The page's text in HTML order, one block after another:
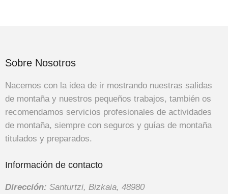
Sobre Nosotros
Nacemos con la idea de ir mostrando nuestras salidas
de montaña y nuestros pequeños trabajos, también os
recomendamos servicios profesionales de actividades
de montaña, siempre con seguros y guías de montaña
titulados y preparados.
Información de contacto
Dirección: Santurtzi, Bizkaia, 48980